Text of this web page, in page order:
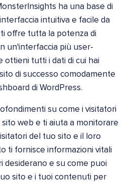
ha una base di
intuitiva e facile da
offre tutta la potenza di
un'interfaccia più user-
ottieni tutti i dati di cui hai
di successo comodamente
di WordPress.
su come i visitatori
web e ti aiuta a monitorare
del tuo sito e il loro
ti fornisce informazioni vitali
desiderano e su come puoi
sito e i tuoi contenuti per